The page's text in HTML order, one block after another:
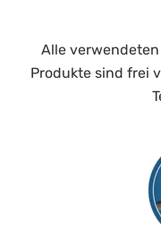
Alle verwendeten
Produkte sind frei